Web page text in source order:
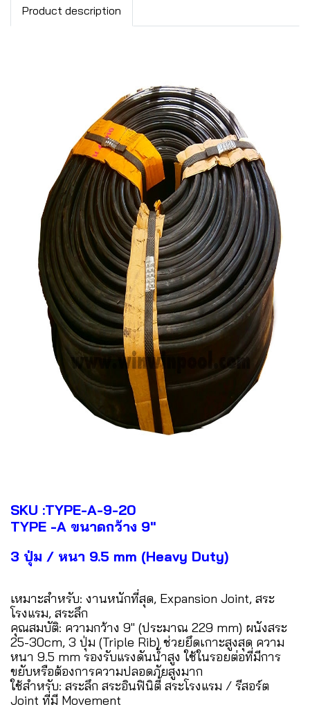
Product description
SKU :TYPE-A-9-20
TYPE -A ขนาดกว้าง 9"
3 ปุ่ม / หนา 9.5 mm (Heavy Duty)
เหมาะสำหรับ: งานหนักที่สุด, Expansion Joint, สระ
โรงแรม, สระลึก
คุณสมบัติ: ความกว้าง 9" (ประมาณ 229 mm) ผนังสระ
25-30cm, 3 ปุ่ม (Triple Rib) ช่วยยึดเกาะสูงสุด ความ
หนา 9.5 mm รองรับแรงดันน้ำสูง ใช้ในรอยต่อที่มีการ
ขยับหรือต้องการความปลอดภัยสูงมาก
ใช้สำหรับ: สระลึก สระอินฟินิตี้ สระโรงแรม / รีสอร์ต
Joint ที่มี Movement